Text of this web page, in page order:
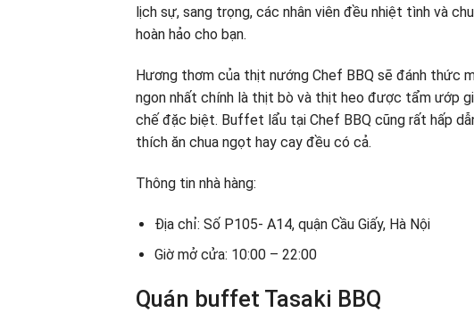
lịch sự, sang trọng, các nhân viên đều nhiệt tình và
hoàn hảo cho bạn.
Hương thơm của thịt nướng Chef BBQ sẽ đánh thức
ngon nhất chính là thịt bò và thịt heo được tẩm ướp
chế đặc biệt. Buffet lẩu tại Chef BBQ cũng rất hấp
thích ăn chua ngọt hay cay đều có cả.
Thông tin nhà hàng:
Địa chỉ: Số P105- A14, quận Cầu Giấy, Hà Nội
Giờ mở cửa: 10:00 – 22:00
Quán buffet Tasaki BBQ